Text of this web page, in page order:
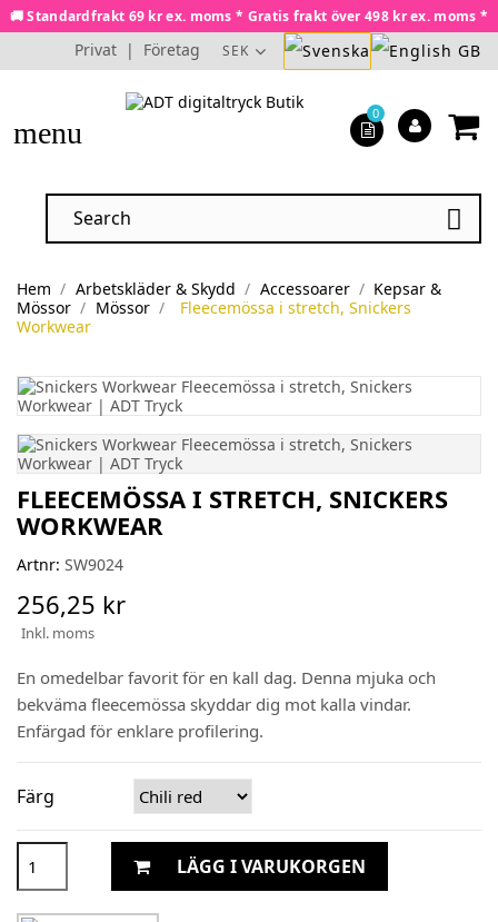
🚚 Standardfrakt 69 kr ex. moms * Gratis frakt över 498 kr ex. moms *
Privat | Företag SEK
menu

0
Hem Arbetskläder & Skydd Accessoarer
Kepsar &
Mössor
Mössor
Fleecemössa i stretch, Snickers
Workwear
FLEECEMÖSSA I STRETCH, SNICKERS
WORKWEAR
Artnr: SW9024
256,25 kr
Inkl. moms
En omedelbar favorit för en kall dag. Denna mjuka och
bekväma fleecemössa skyddar dig mot kalla vindar.
Enfärgad för enklare profilering.
Färg
LÄGG I VARUKORGEN